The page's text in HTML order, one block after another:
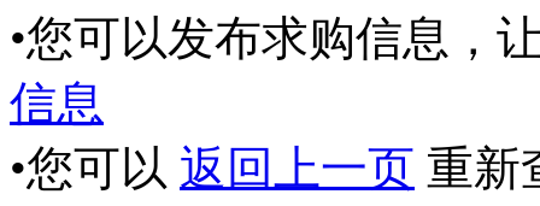
•您可以发布求购信息，
信息
•您可以 返回上一页 重新